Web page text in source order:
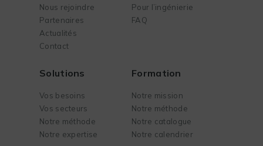
Nous rejoindre
Partenaires
Actualités
Contact
Pour l’ingénierie
FAQ
Solutions
Vos besoins
Vos secteurs
Notre méthode
Notre expertise
Formation
Notre mission
Notre méthode
Notre catalogue
Notre calendrier